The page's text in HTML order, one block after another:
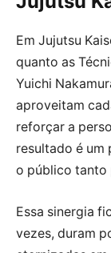
Em Jujutsu
quanto as
Yuichi
aproveitam
reforçar a
resultado é um
o público tanto
Essa sinergia
vezes, duram